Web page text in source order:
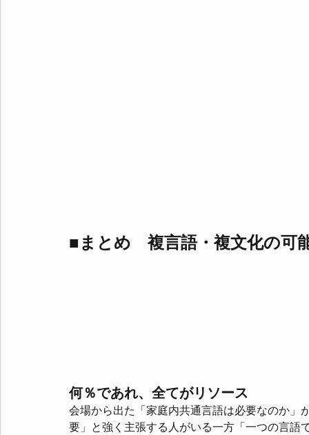
■まとめ　複言語・複文化の可
何％であれ、全てがリソース
会場から出た「家庭内共通言語は必要なのか」
要」と強く主張する人がいる一方「一つの言語